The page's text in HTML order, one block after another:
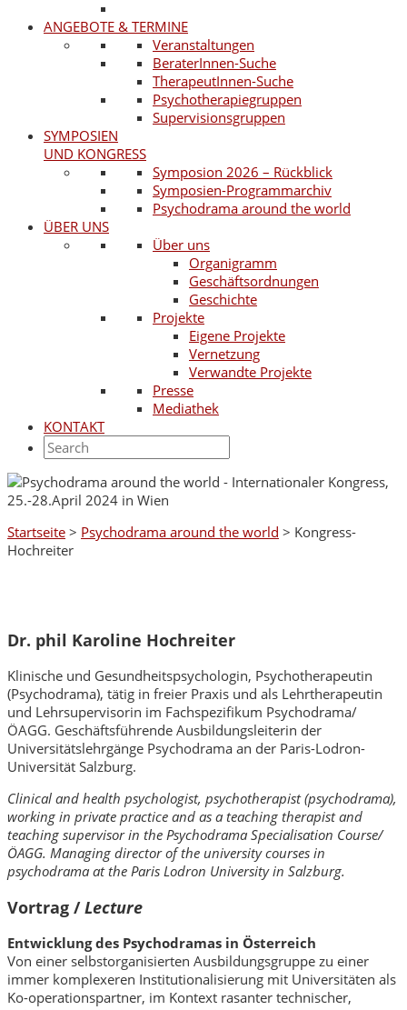
ANGEBOTE & TERMINE
Veranstaltungen
BeraterInnen-Suche
TherapeutInnen-Suche
Psychotherapiegruppen
Supervisionsgruppen
SYMPOSIEN
UND KONGRESS
Symposion 2026 – Rückblick
Symposien-Programmarchiv
Psychodrama around the world
ÜBER UNS
Über uns
Organigramm
Geschäftsordnungen
Geschichte
Projekte
Eigene Projekte
Vernetzung
Verwandte Projekte
Presse
Mediathek
KONTAKT
Startseite > Psychodrama around the world > Kongress-
Hochreiter
Dr. phil Karoline Hochreiter
Klinische und Gesundheitspsychologin, Psychotherapeutin
(Psychodrama), tätig in freier Praxis und als Lehrtherapeutin
und Lehrsupervisorin im Fachspezifikum Psychodrama/
ÖAGG. Geschäftsführende Ausbildungsleiterin der
Universitätslehrgänge Psychodrama an der Paris-Lodron-
Universität Salzburg.
Clinical and health psychologist, psychotherapist (psychodrama),
working in private practice and as a teaching therapist and
teaching supervisor in the Psychodrama Specialisation Course/
ÖAGG. Managing director of the university courses in
psychodrama at the Paris Lodron University in Salzburg.
Vortrag /Lecture
Entwicklung des Psychodramas in Österreich
Von einer selbstorganisierten Ausbildungsgruppe zu einer
immer komplexeren Institutionalisierung mit Universitäten als
Ko-operationspartner, im Kontext rasanter technischer,